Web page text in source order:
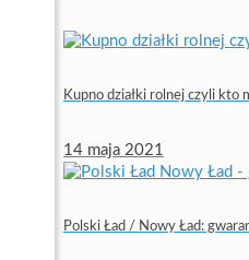
Kupno działki rolnej czyli kto
14 maja 2021
Polski Ład / Nowy Ład: